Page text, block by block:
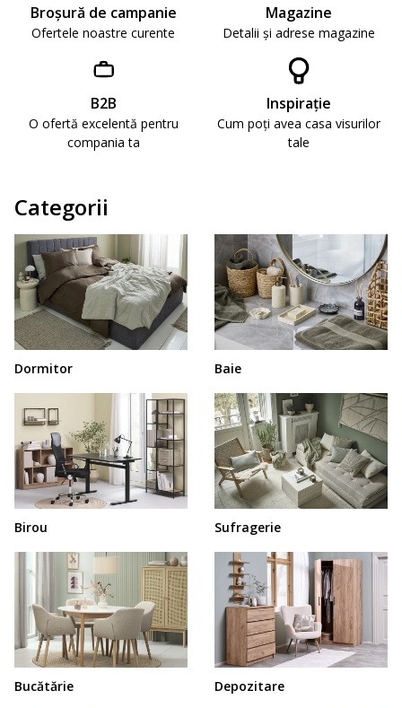
Broşură de campanie
Ofertele noastre curente
Magazine
Detalii și adrese magazine
B2B
O ofertă excelentă pentru
compania ta
Inspirație
Cum poți avea casa visurilor
tale
Categorii
Dormitor Baie
Birou Sufragerie
Bucătărie Depozitare